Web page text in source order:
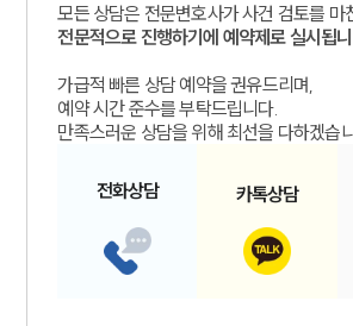
모든 상담은 전문변호사가 사건 검토를 마
전문적으로 진행하기에 예약제로 실시됩
가급적 빠른 상담 예약을 권유드리며,
예약 시간 준수를 부탁드립니다.
만족스러운 상담을 위해 최선을 다하겠습
전화상담 카톡상담